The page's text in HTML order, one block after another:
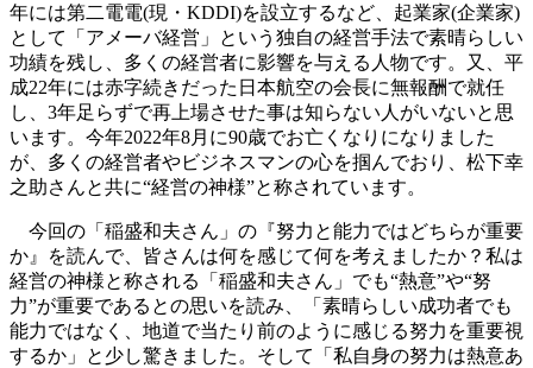
年には第二電電(現・KDDI)を設立するなど、起業家(企業家)
として「アメーバ経営」という独自の経営手法で素晴らしい
功績を残し、多くの経営者に影響を与える人物です。又、平
成22年には赤字続きだった日本航空の会長に無報酬で就任
し、3年足らずで再上場させた事は知らない人がいないと思
います。今年2022年8月に90歳でお亡くなりになりました
が、多くの経営者やビジネスマンの心を掴んでおり、松下幸
之助さんと共に“経営の神様”と称されています。
今回の「稲盛和夫さん」の『努力と能力ではどちらが重要
か』を読んで、皆さんは何を感じて何を考えましたか？私は
経営の神様と称される「稲盛和夫さん」でも“熱意”や“努
力”が重要であるとの思いを読み、「素晴らしい成功者でも
能力ではなく、地道で当たり前のように感じる努力を重要視
するか」と少し驚きました。そして「私自身の努力は熱意あ